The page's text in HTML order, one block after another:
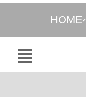
HOME